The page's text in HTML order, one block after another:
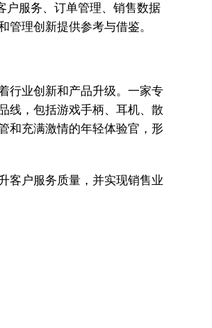
户服务、订单管理、销售数据
理创新提供参考与借鉴。
行业创新和产品升级。一家专
线，包括游戏手柄、耳机、散
和充满激情的年轻体验官，形
客户服务质量，并实现销售业